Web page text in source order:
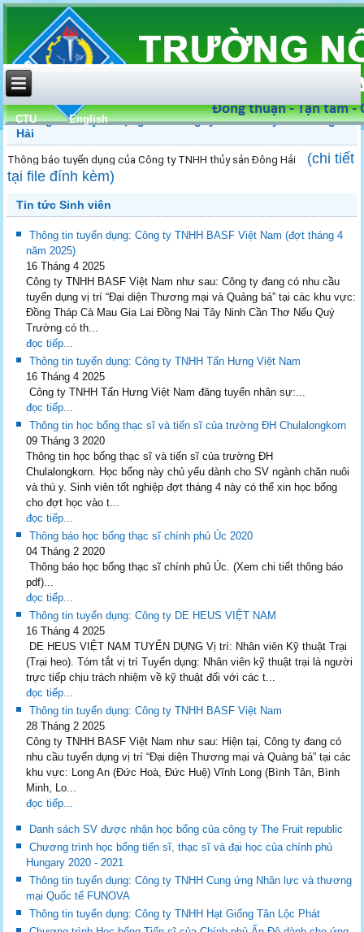
CTU English
Thông báo tuyển dụng của Công ty TNHH thủy sản Đông
Hải
Thông báo tuyển dụng của Công ty TNHH thủy sản Đông Hải
(chi tiết
tại file đính kèm)
Tin tức Sinh viên
Thông tin tuyển dụng: Công ty TNHH BASF Việt Nam (đợt tháng 4
năm 2025)
16 Tháng 4 2025
Công ty TNHH BASF Việt Nam như sau: Công ty đang có nhu cầu
tuyển dụng vị trí “Đại diện Thương mại và Quảng bá” tại các khu vực:
Đồng Tháp Cà Mau Gia Lai Đồng Nai Tây Ninh Cần Thơ Nếu Quý
Trường có th...
đọc tiếp...
Thông tin tuyển dụng: Công ty TNHH Tấn Hưng Việt Nam
16 Tháng 4 2025
Công ty TNHH Tấn Hưng Việt Nam đăng tuyển nhân sự:...
đọc tiếp...
Thông tin học bổng thạc sĩ và tiến sĩ của trường ĐH Chulalongkorn
09 Tháng 3 2020
Thông tin học bổng thạc sĩ và tiến sĩ của trường ĐH
Chulalongkorn. Học bổng này chủ yếu dành cho SV ngành chăn nuôi
và thú y. Sinh viên tốt nghiệp đợt tháng 4 này có thể xin học bổng
cho đợt học vào t...
đọc tiếp...
Thông báo học bổng thạc sĩ chính phủ Úc 2020
04 Tháng 2 2020
Thông báo học bổng thạc sĩ chính phủ Úc. (Xem chi tiết thông báo
pdf)...
đọc tiếp...
Thông tin tuyển dụng: Công ty DE HEUS VIỆT NAM
16 Tháng 4 2025
DE HEUS VIỆT NAM TUYỂN DỤNG Vị trí: Nhân viên Kỹ thuật Trại
(Trại heo). Tóm tắt vị trí Tuyển dụng: Nhân viên kỹ thuật trại là người
trực tiếp chịu trách nhiệm về kỹ thuật đối với các t...
đọc tiếp...
Thông tin tuyển dụng: Công ty TNHH BASF Việt Nam
28 Tháng 2 2025
Công ty TNHH BASF Việt Nam như sau: Hiện tại, Công ty đang có
nhu cầu tuyển dụng vị trí “Đại diện Thương mại và Quảng bá” tại các
khu vực: Long An (Đức Hoà, Đức Huệ) Vĩnh Long (Bình Tân, Bình
Minh, Lo...
đọc tiếp...
Danh sách SV được nhận học bổng của công ty The Fruit republic
Chương trình học bổng tiến sĩ, thạc sĩ và đại học của chính phủ
Hungary 2020 - 2021
Thông tin tuyển dụng: Công ty TNHH Cung ứng Nhân lực và thương
mại Quốc tế FUNOVA
Thông tin tuyển dụng: Công ty TNHH Hạt Giống Tân Lộc Phát